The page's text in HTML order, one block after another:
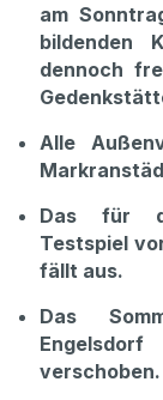
am
bildenden
dennoch
Alle
Das für
Testspiel
fällt aus.
Das
verschoben.